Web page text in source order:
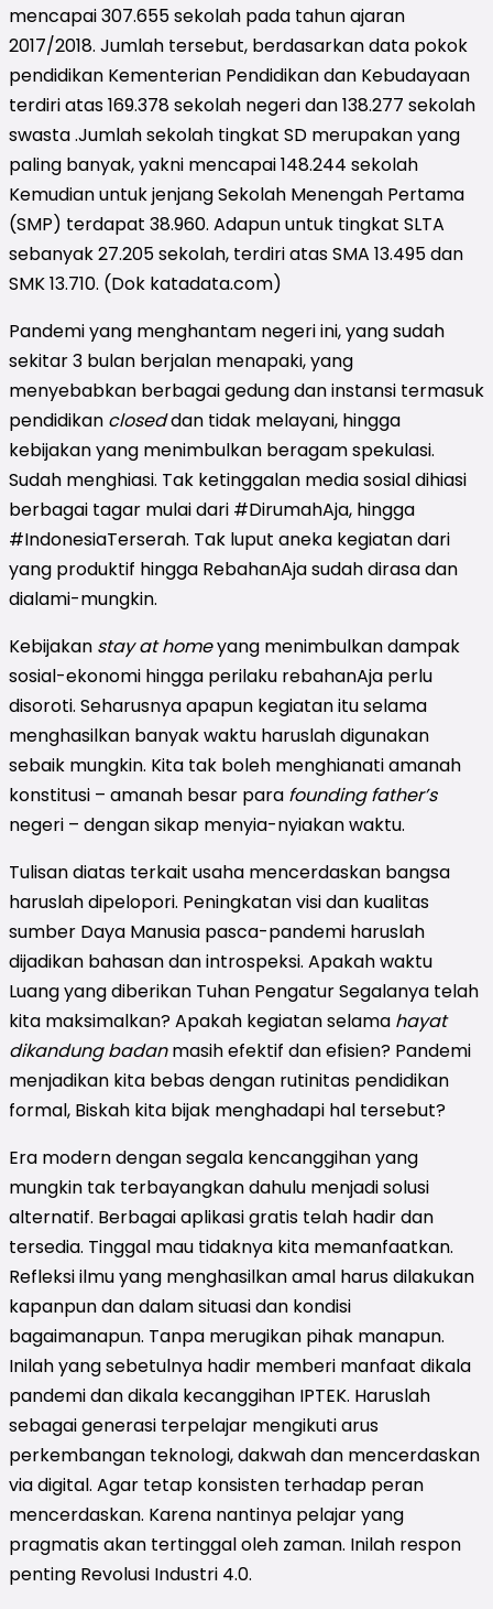
mencapai 307.655 sekolah pada tahun ajaran
2017/2018. Jumlah tersebut, berdasarkan data pokok
pendidikan Kementerian Pendidikan dan Kebudayaan
terdiri atas 169.378 sekolah negeri dan 138.277 sekolah
swasta .Jumlah sekolah tingkat SD merupakan yang
paling banyak, yakni mencapai 148.244 sekolah
Kemudian untuk jenjang Sekolah Menengah Pertama
(SMP) terdapat 38.960. Adapun untuk tingkat SLTA
sebanyak 27.205 sekolah, terdiri atas SMA 13.495 dan
SMK 13.710. (Dok katadata.com)
Pandemi yang menghantam negeri ini, yang sudah
sekitar 3 bulan berjalan menapaki, yang
menyebabkan berbagai gedung dan instansi termasuk
pendidikan closeddan tidak melayani, hingga
kebijakan yang menimbulkan beragam spekulasi.
Sudah menghiasi. Tak ketinggalan media sosial dihiasi
berbagai tagar mulai dari #DirumahAja, hingga
#IndonesiaTerserah. Tak luput aneka kegiatan dari
yang produktif hingga RebahanAja sudah dirasa dan
dialami-mungkin.
Kebijakan stay at homeyang menimbulkan dampak
sosial-ekonomi hingga perilaku rebahanAja perlu
disoroti. Seharusnya apapun kegiatan itu selama
menghasilkan banyak waktu haruslah digunakan
sebaik mungkin. Kita tak boleh menghianati amanah
konstitusi – amanah besar para founding father’s
negeri – dengan sikap menyia-nyiakan waktu.
Tulisan diatas terkait usaha mencerdaskan bangsa
haruslah dipelopori. Peningkatan visi dan kualitas
sumber Daya Manusia pasca-pandemi haruslah
dijadikan bahasan dan introspeksi. Apakah waktu
Luang yang diberikan Tuhan Pengatur Segalanya telah
kita maksimalkan? Apakah kegiatan selama hayat
dikandung badanmasih efektif dan efisien? Pandemi
menjadikan kita bebas dengan rutinitas pendidikan
formal, Biskah kita bijak menghadapi hal tersebut?
Era modern dengan segala kencanggihan yang
mungkin tak terbayangkan dahulu menjadi solusi
alternatif. Berbagai aplikasi gratis telah hadir dan
tersedia. Tinggal mau tidaknya kita memanfaatkan.
Refleksi ilmu yang menghasilkan amal harus dilakukan
kapanpun dan dalam situasi dan kondisi
bagaimanapun. Tanpa merugikan pihak manapun.
Inilah yang sebetulnya hadir memberi manfaat dikala
pandemi dan dikala kecanggihan IPTEK. Haruslah
sebagai generasi terpelajar mengikuti arus
perkembangan teknologi, dakwah dan mencerdaskan
via digital. Agar tetap konsisten terhadap peran
mencerdaskan. Karena nantinya pelajar yang
pragmatis akan tertinggal oleh zaman. Inilah respon
penting Revolusi Industri 4.0.